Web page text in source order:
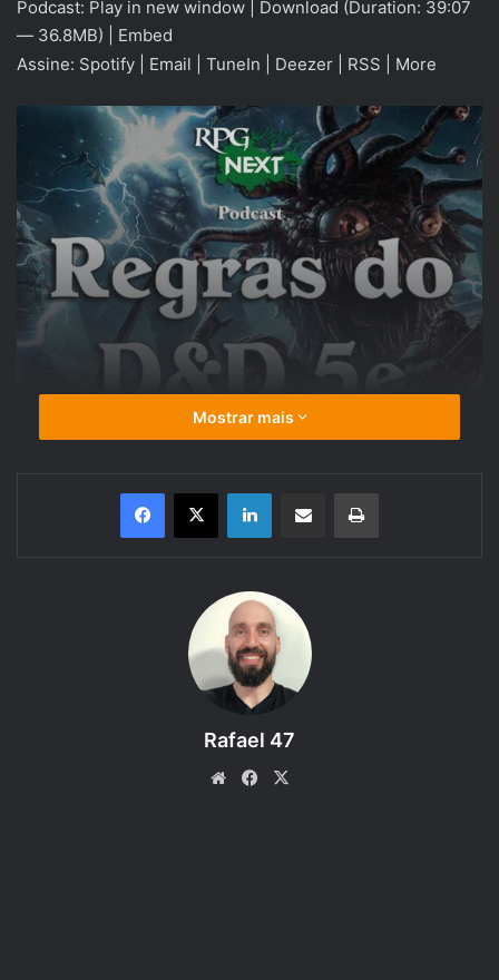
áudio
Podcast: Play in new window Download (Duration: 39:07
— 36.8MB) | Embed
Assine: Spotify Email TuneIn Deezer RSS More
Bem-vindo a mais um episódio do Regras do D&D 5e, um
podcast produzido pelo RPG Next que faz a leitura e
discute as regras dos livros do Sistema de RPG D&D 5e.
Neste episódio o assunto é: Bruxas (Hags), com ideias de
aventuras! Coloque seu fone de ouvido e curta!
Mostrar mais
Linkedin Compartilhar via e-mail Imprimir
Rafael 47
WebsiteFacebook